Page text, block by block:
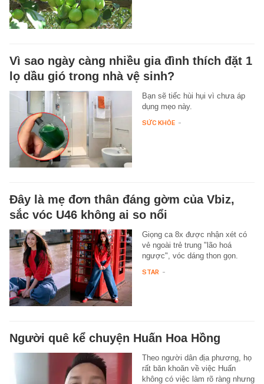
Vì sao ngày càng nhiều gia đình thích đặt 1
lọ dầu gió trong nhà vệ sinh?
Bạn sẽ tiếc hùi hụi vì chưa áp
dụng mẹo này.
SỨC KHỎE -
Đây là mẹ đơn thân đáng gờm của Vbiz,
sắc vóc U46 không ai so nổi
Giọng ca 8x được nhận xét có
vẻ ngoài trẻ trung "lão hoá
ngược", vóc dáng thon gọn.
STAR -
Người quê kể chuyện Huấn Hoa Hồng
Theo người dân địa phương, họ
rất băn khoăn về việc Huấn
không có việc làm rõ ràng nhưng